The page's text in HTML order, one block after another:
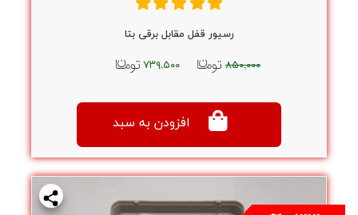
رسیور قفل مقابل برقی بتا
۸۵۰,۰۰۰ ۷۳۹,۵۰۰
افزودن به سبد